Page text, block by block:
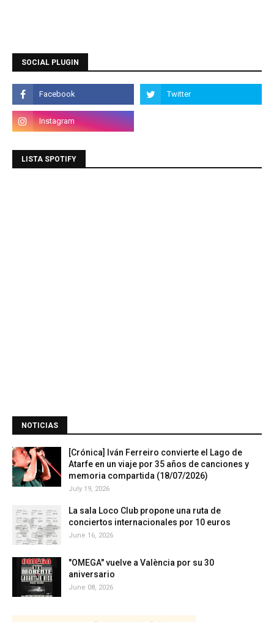
SOCIAL PLUGIN
LISTA SPOTIFY
NOTICIAS
[Crónica] Iván Ferreiro convierte el Lago de
Atarfe en un viaje por 35 años de canciones y
memoria compartida (18/07/2026)
July 19, 2026
La sala Loco Club propone una ruta de
conciertos internacionales por 10 euros
June 16, 2026
"OMEGA" vuelve a València por su 30
aniversario
June 08, 2026